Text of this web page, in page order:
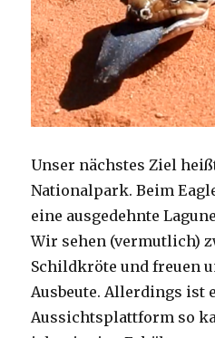
Unser nächstes Ziel
Nationalpark. Beim
eine ausgedehnte
Wir sehen (vermutlich)
Schildkröte und freuen
Ausbeute. Allerdings ist
Aussichtsplattform so